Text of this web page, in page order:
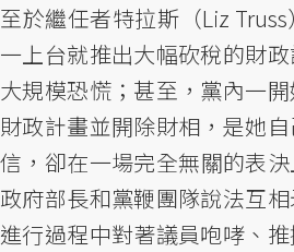
至於繼任者特拉斯（Liz
一上台就推出大幅砍稅的財
大規模恐慌；甚至，黨內一
財政計畫並開除財相，是她
信，卻在一場完全無關的表
政府部長和黨鞭團隊說法互
進行過程中對著議員咆哮、